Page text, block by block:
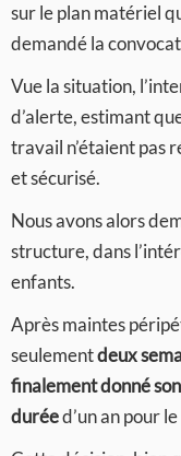
sur le plan matériel
demandé la
Vue la situation,
d’alerte, estimant
travail n’étaient pas
et sécurisé.
Nous avons alors
structure, dans
enfants.
Après maintes
seulementdeux
finalement donné
duréed’un an pour